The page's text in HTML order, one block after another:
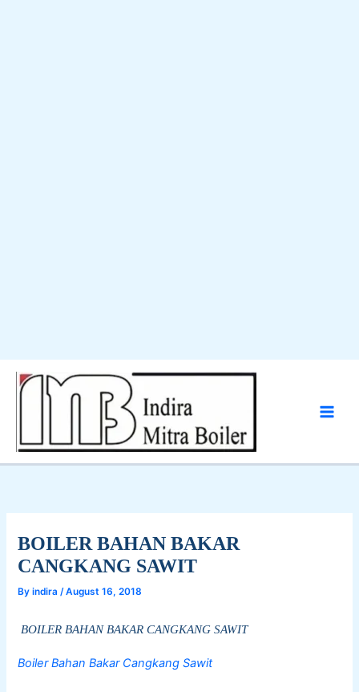
Skip
BOILER BAHAN BAKAR
CANGKANG SAWIT
Byindira/August 16, 2018
BOILER BAHAN BAKAR CANGKANG SAWIT
Boiler Bahan Bakar Cangkang Sawit